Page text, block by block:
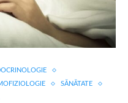
SĂNĂTATE